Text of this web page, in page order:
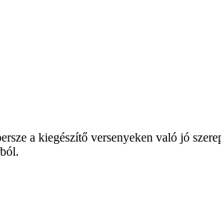
a kiegészítő versenyeken való jó